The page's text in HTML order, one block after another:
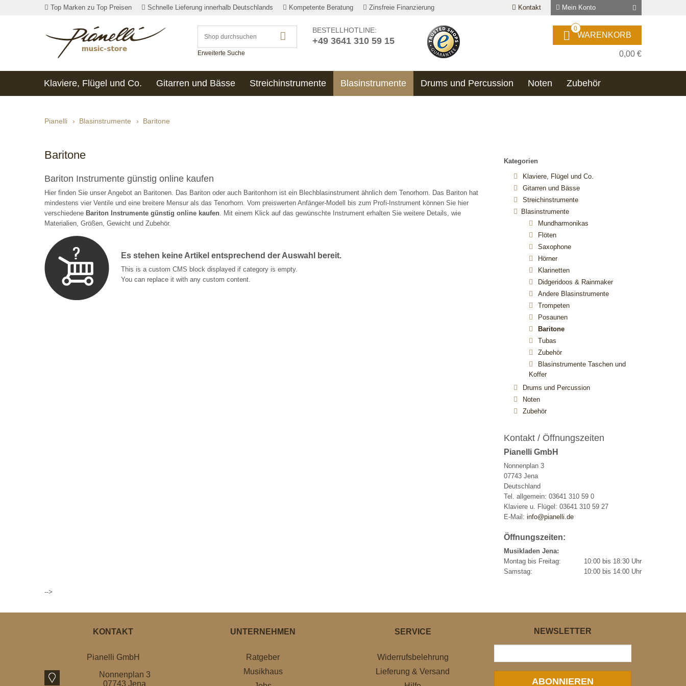
Top Marken zu Top Preisen Schnelle Lieferung innerhalb Deutschlands Kompetente Beratung Zinsfreie Finanzierung Kontakt Mein Konto
Erweiterte Suche
BESTELLHOTLINE:
+49 3641 310 59 15
WARENKORB
0
0,00 €
Klaviere, Flügel und Co. Gitarren und Bässe Streichinstrumente Blasinstrumente Drums und Percussion Noten Zubehör
Pianelli › Blasinstrumente › Baritone
Baritone
Bariton Instrumente günstig online kaufen
Hier finden Sie unser Angebot an Baritonen. Das Bariton oder auch Baritonhorn ist ein Blechblasinstrument ähnlich dem Tenorhorn. Das Bariton hat
mindestens vier Ventile und eine breitere Mensur als das Tenorhorn. Vom preiswerten Anfänger-Modell bis zum Profi-Instrument können Sie hier
verschiedene Bariton Instrumente günstig online kaufen. Mit einem Klick auf das gewünschte Instrument erhalten Sie weitere Details, wie
Materialien, Größen, Gewicht und Zubehör.
Es stehen keine Artikel entsprechend der Auswahl bereit.
This is a custom CMS block displayed if category is empty.
You can replace it with any custom content.
Kategorien
Klaviere, Flügel und Co.
Gitarren und Bässe
Streichinstrumente
Blasinstrumente
Mundharmonikas
Flöten
Saxophone
Hörner
Klarinetten
Didgeridoos & Rainmaker
Andere Blasinstrumente
Trompeten
Posaunen
Baritone
Tubas
Zubehör
Blasinstrumente Taschen und
Koffer
Drums und Percussion
Noten
Zubehör
Kontakt / Öffnungszeiten
Pianelli GmbH
Nonnenplan 3
07743 Jena
Deutschland
Tel. allgemein: 03641 310 59 0
Klaviere u. Flügel: 03641 310 59 27
E-Mail: info@pianelli.de
Öffnungszeiten:
Musikladen Jena:
Montag bis Freitag:
10:00 bis 18:30 Uhr
Samstag:
10:00 bis 14:00 Uhr
-->
KONTAKT
Pianelli GmbH
Nonnenplan 3
07743 Jena
UNTERNEHMEN
Ratgeber
Musikhaus
SERVICE
Widerrufsbelehrung
Lieferung & Versand
NEWSLETTER
ABONNIEREN